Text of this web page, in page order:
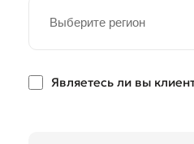
Выберите регион
Являетесь ли вы